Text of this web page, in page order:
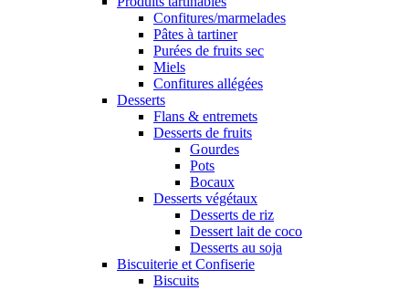
Confitures/marmelades
Pâtes à tartiner
Purées de fruits sec
Miels
Confitures allégées
Desserts
Flans & entremets
Desserts de fruits
Gourdes
Pots
Bocaux
Desserts végétaux
Desserts de riz
Dessert lait de coco
Desserts au soja
Biscuiterie et Confiserie
Biscuits